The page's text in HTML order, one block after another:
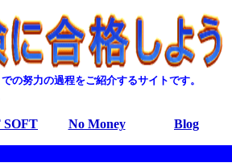
の努力の過程をご紹介するサイトです。
No Money Blog